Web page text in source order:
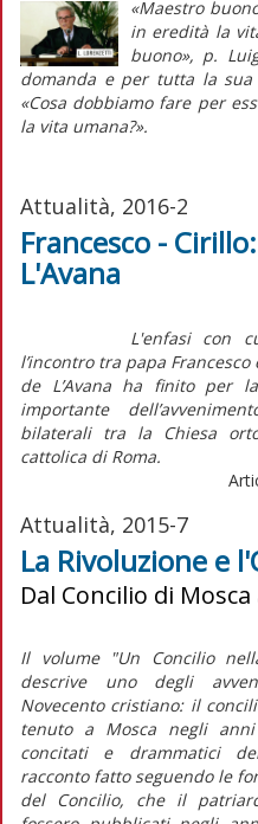
«Maestro
in eredità la
buono», p.
domanda e per tutta la
«Cosa dobbiamo fare per
la vita umana?».
Attualità, 2016-2
Francesco -
L'Avana
L'enfasi con
l’incontro tra papa
de L’Avana ha finito per
importante
bilaterali tra la Chiesa
cattolica di Roma.
Attualità, 2015-7
La Rivoluzione e
Dal Concilio di
Il volume "Un Concilio
descrive uno degli
Novecento cristiano: il
tenuto a Mosca negli
concitati e drammatici
racconto fatto seguendo le
del Concilio, che il